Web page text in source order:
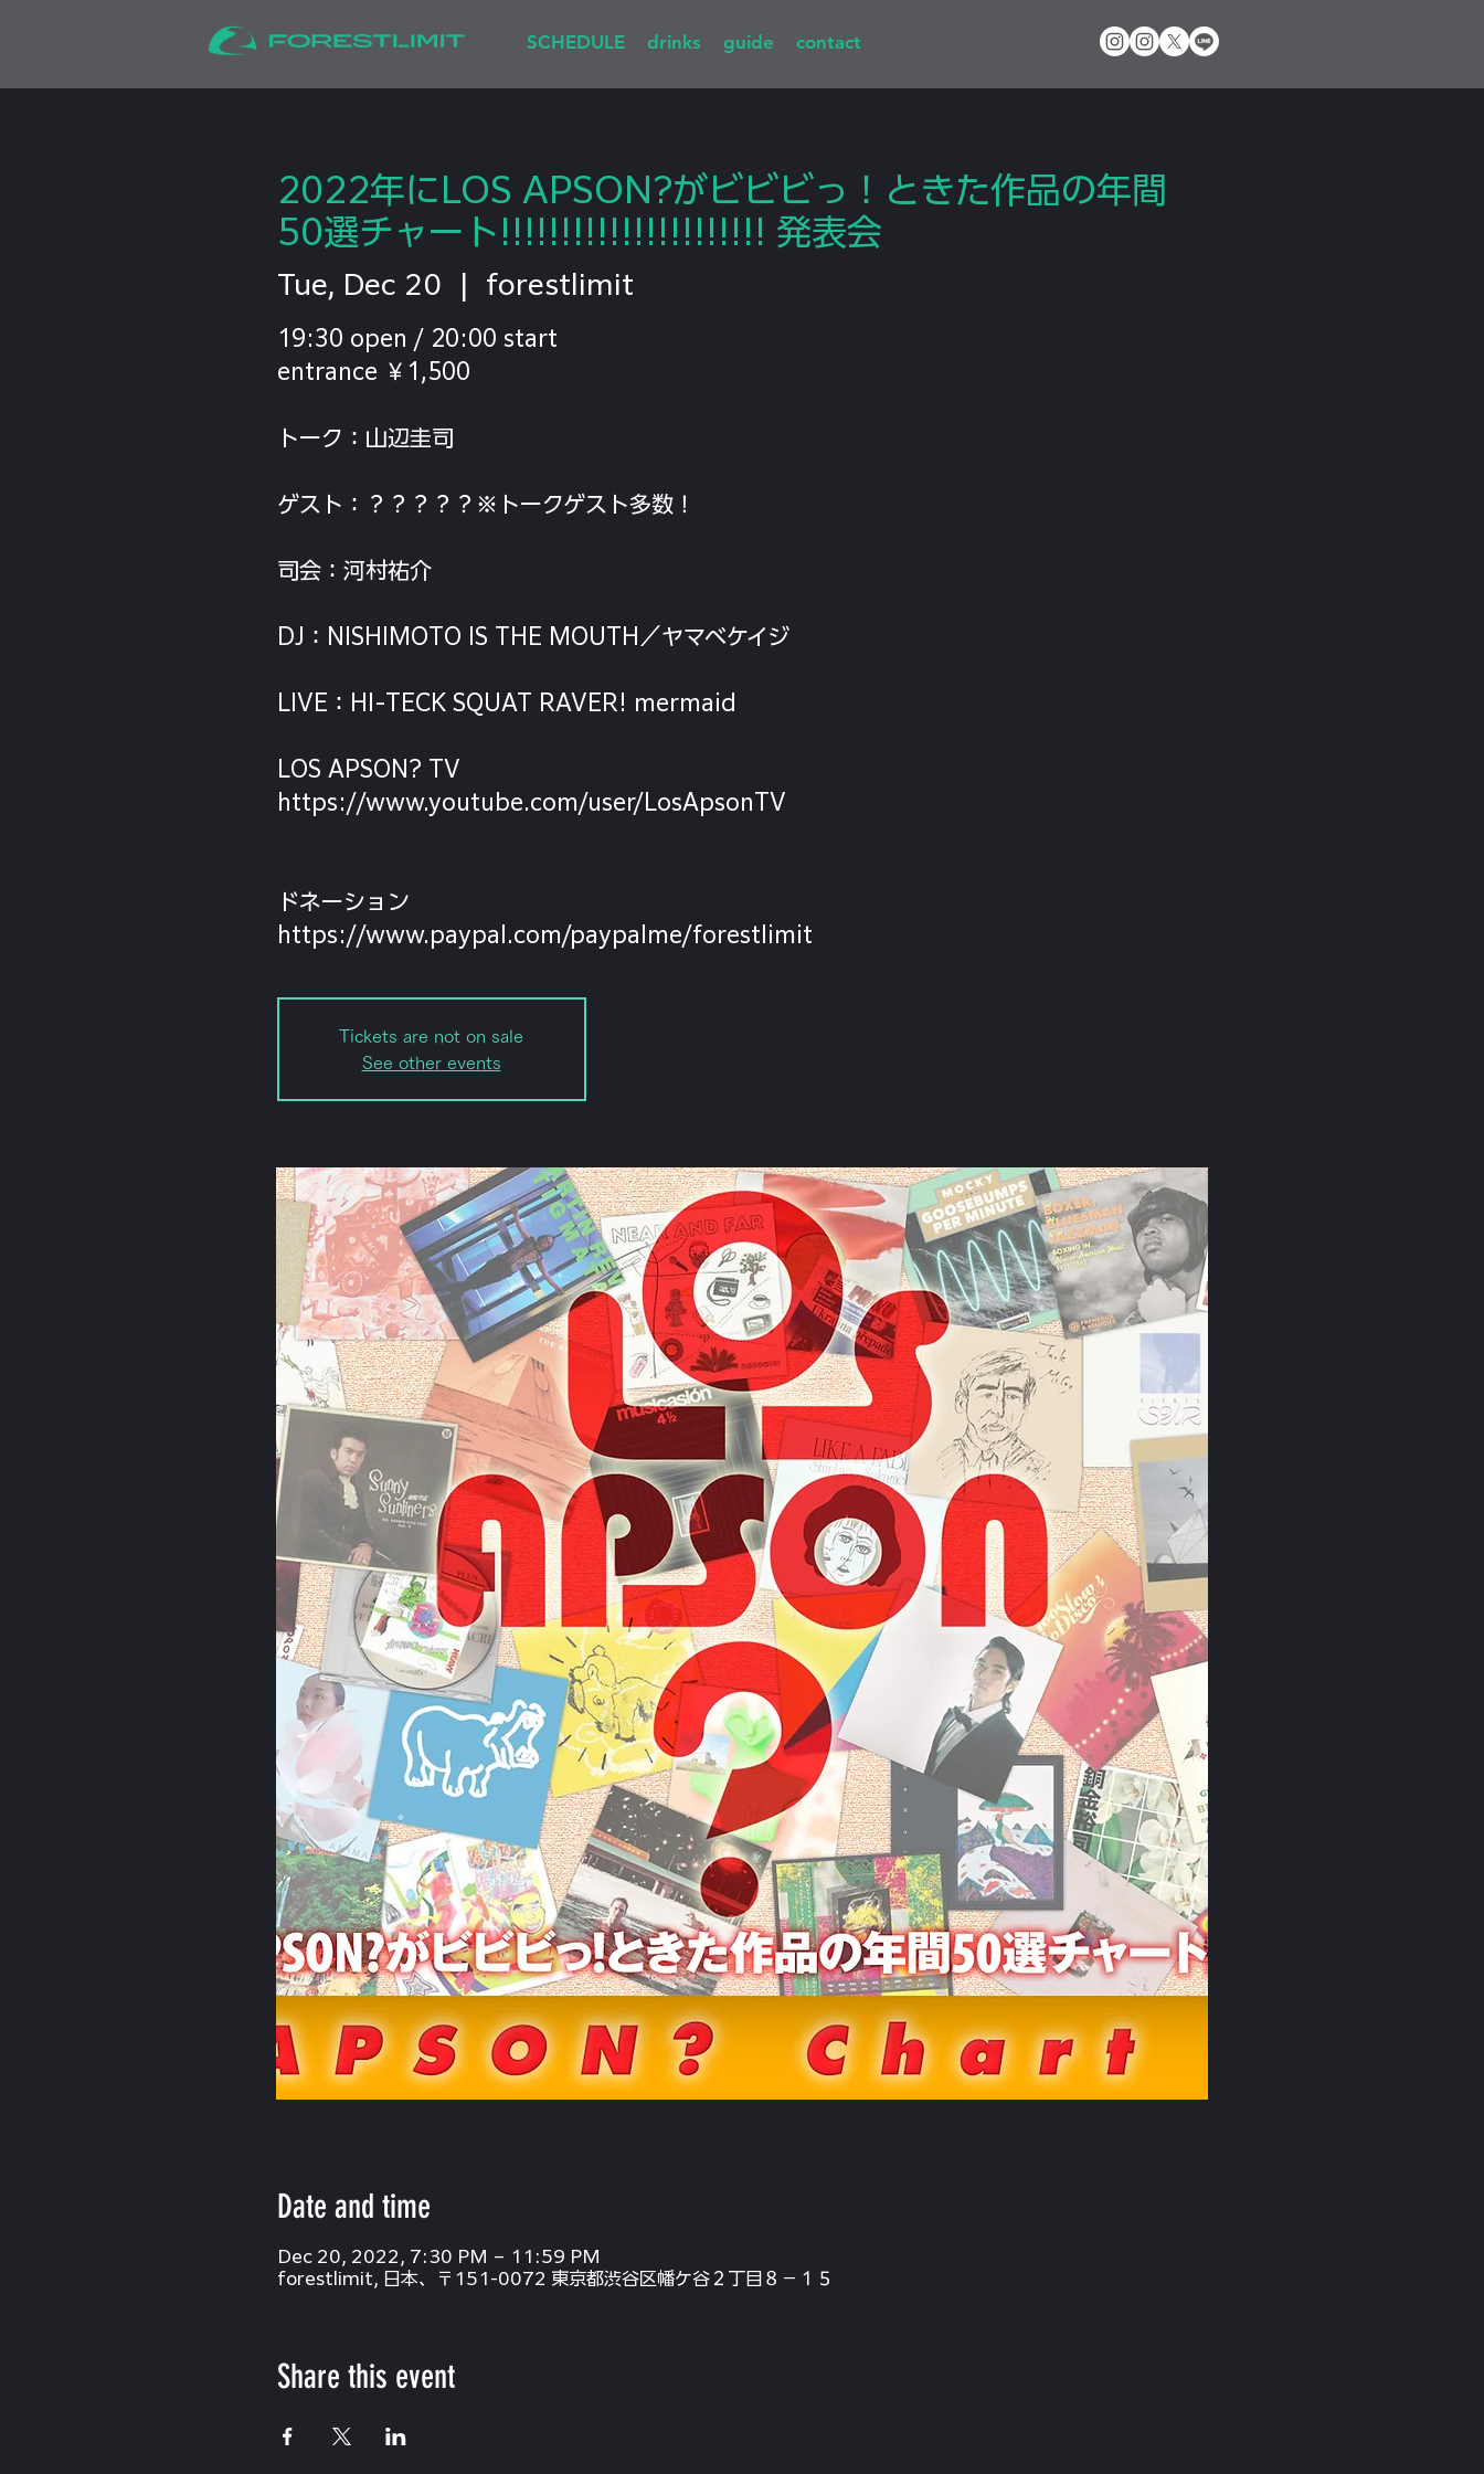
SCHEDULE drinks guide contact
2022年にLOS APSON?がビビビっ！ときた作品の年間
50選チャート!!!!!!!!!!!!!!!!!!!!!! 発表会
Tue, Dec 20 forestlimit
19:30 open / 20:00 start
entrance ￥1,500
トーク：山辺圭司
ゲスト：？？？？？※トークゲスト多数！
司会：河村祐介
DJ：NISHIMOTO IS THE MOUTH／ヤマベケイジ
LIVE：HI-TECK SQUAT RAVER! mermaid
LOS APSON? TV
https://www.youtube.com/user/LosApsonTV
ドネーション
https://www.paypal.com/paypalme/forestlimit
Tickets are not on sale
See other events
Date and time
Dec 20, 2022, 7:30 PM – 11:59 PM
forestlimit, 日本、〒151-0072 東京都渋谷区幡ケ谷２丁目８−１５
Share this event